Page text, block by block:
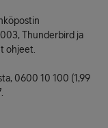
Thunderbird ja
ohjeet.
0600 10 100 (1,99